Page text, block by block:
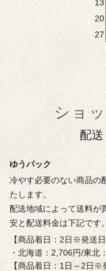
13
20
27
ショ
配送
ゆうパック
冷やす必要のない商品の
たします。
配送地域によって送料が
安と配送料金は下記です。
【商品着日：2日※発送日
・北海道：2,706円/東北
【商品着日：1日～2日※